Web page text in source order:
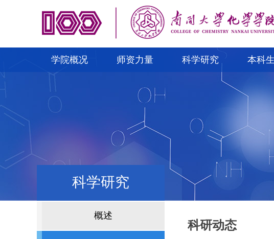
学院概况 师资力量 科学研究 本科
科学研究
概述
科研动态